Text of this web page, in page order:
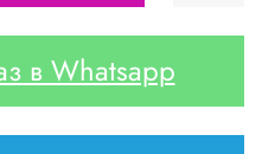
в Whatsapp